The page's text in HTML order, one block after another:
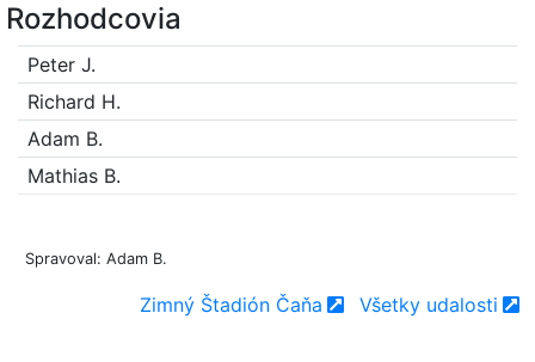
Rozhodcovia
Peter J.
Richard H.
Adam B.
Mathias B.
Spravoval: Adam B.
Zimný Štadión Čaňa Všetky udalosti